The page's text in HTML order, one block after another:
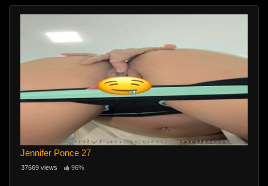
Jennifer Ponce 27
37669 views 96%